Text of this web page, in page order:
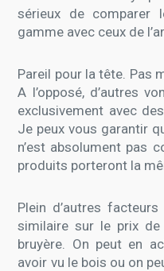
sérieux de comparer
gamme avec ceux de
Pareil pour la tête. Pas
A l’opposé, d’autres
exclusivement avec
Je peux vous garantir
n’est absolument pas
produits porteront la
Plein d’autres
similaire sur le prix
bruyère. On peut en
avoir vu le bois ou on